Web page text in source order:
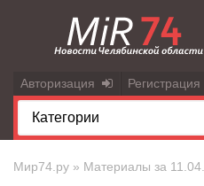
Авторизация Регистрация
Мир74.ру » Материалы за